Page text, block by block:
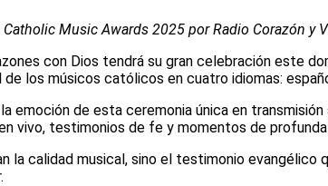
Music Awards 2025 por Radio Corazón y
con Dios tendrá su gran celebración este
los músicos católicos en cuatro idiomas:
emoción de esta ceremonia única en
vivo, testimonios de fe y momentos de
la calidad musical, sino el testimonio